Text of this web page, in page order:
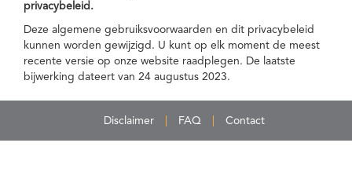
privacybeleid.
Deze algemene gebruiksvoorwaarden en dit privacybeleid
kunnen worden gewijzigd. U kunt op elk moment de meest
recente versie op onze website raadplegen. De laatste
bijwerking dateert van 24 augustus 2023.
Disclaimer FAQ Contact